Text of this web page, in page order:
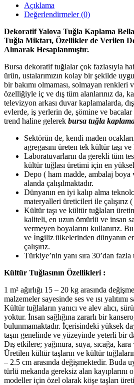
Açıklama
Değerlendirmeler (0)
Dekoratif Yalova Tuğla Kaplama
Tuğla Miktarı, Özellikler de Verilen
Alınarak Hesaplanmıştır.
Bursa dekoratif tuğlalar çok fazlasıyla
ürün, ustalarımızın kolay bir şekilde
bir bakımı olmaması, solmayan renkleri
özelliğiyle iç ve dış tüm alanlarınız da,
televizyon arkası duvar kaplamalarda,
evlerde, iş yerlerin de, şömine ve
trend haline gelerek bursa tuğla
Sektörün de, kendi maden
agregasını üreten tek kültür taşı
Laboratuvarların da gerekli tüm
kültür tuğlası üretimi için en
Depo ( ham madde, ambalaj boya
alanda çalışılmaktadır.
Dünyanın en iyi kalıp alma
materyalleri üreticileri ile çalışırız
Kültür taşı ve kültür tuğlaları
kaliteli, en uzun ömürlü ve insan
vermeyen boyalarını kullanırız.
ve İngiliz ülkelerinden dünyanın
çalışırız.
Türkiye’nin yanı sıra 30’dan
Kültür Tuğlasının Özellikleri :
1 m² ağırlığı 15 – 20 kg arasında
malzemeler sayesinde ses ve ısı
Kültür tuğlaların yanıcı ve alev alıcı,
yoktur. İnsan sağlığına zararlı bir
bulunmamaktadır. İçerisindeki yüksek
taşın genelinde ve yüzeyinde yeterli bir
Dış etkilere; yağmura, suya, sıcağa, kara
Üretilen kültür taşların ve kültür
– 2.5 cm arasında değişmektedir. Buda
türlü mekanda gereksiz alan kayıplarını
modeller için özel olarak köşe taşları